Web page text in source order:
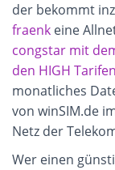
der bekommt
fraenk eine
congstar mit
den HIGH Tarifen
monatliches
von winSIM.de
Netz der
Wer einen